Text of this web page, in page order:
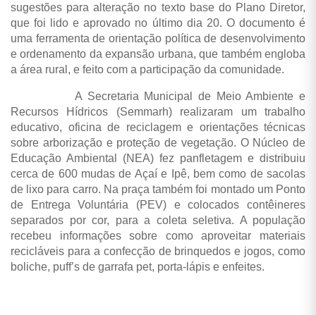
sugestões para alteração no texto base do Plano Diretor,
que foi lido e aprovado no último dia 20. O documento é
uma ferramenta de orientação política de desenvolvimento
e ordenamento da expansão urbana, que também engloba
a área rural, e feito com a participação da comunidade.
A Secretaria Municipal de Meio Ambiente e
Recursos Hídricos (Semmarh) realizaram um trabalho
educativo, oficina de reciclagem e orientações técnicas
sobre arborização e proteção de vegetação. O Núcleo de
Educação Ambiental (NEA) fez panfletagem e distribuiu
cerca de 600 mudas de Açaí e Ipê, bem como de sacolas
de lixo para carro. Na praça também foi montado um Ponto
de Entrega Voluntária (PEV) e colocados contêineres
separados por cor, para a coleta seletiva. A população
recebeu informações sobre como aproveitar materiais
recicláveis para a confecção de brinquedos e jogos, como
boliche, puff’s de garrafa pet, porta-lápis e enfeites.